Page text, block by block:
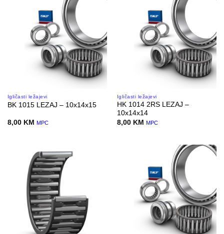
Igličasti ležajevi
BK 1015 LEZAJ – 10x14x15
8,00 KM MPC
Igličasti ležajevi
HK 1014 2RS LEZAJ –
10x14x14
8,00 KM MPC